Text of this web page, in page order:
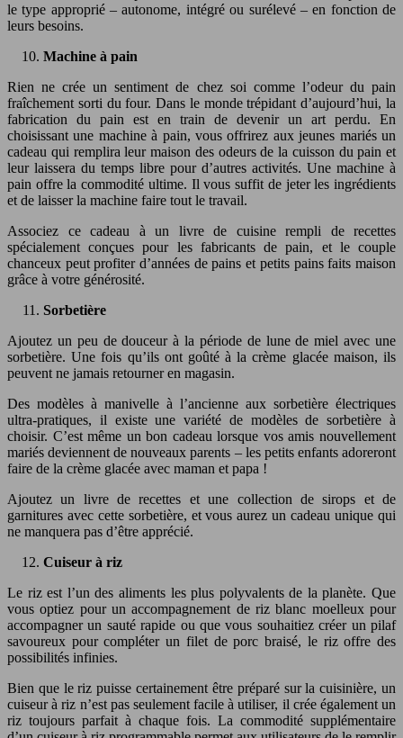
le type approprié – autonome, intégré ou surélevé – en fonction de
leurs besoins.
Machine à pain
Rien ne crée un sentiment de chez soi comme l’odeur du pain
fraîchement sorti du four. Dans le monde trépidant d’aujourd’hui, la
fabrication du pain est en train de devenir un art perdu. En
choisissant une machine à pain, vous offrirez aux jeunes mariés un
cadeau qui remplira leur maison des odeurs de la cuisson du pain et
leur laissera du temps libre pour d’autres activités. Une machine à
pain offre la commodité ultime. Il vous suffit de jeter les ingrédients
et de laisser la machine faire tout le travail.
Associez ce cadeau à un livre de cuisine rempli de recettes
spécialement conçues pour les fabricants de pain, et le couple
chanceux peut profiter d’années de pains et petits pains faits maison
grâce à votre générosité.
Sorbetière
Ajoutez un peu de douceur à la période de lune de miel avec une
sorbetière. Une fois qu’ils ont goûté à la crème glacée maison, ils
peuvent ne jamais retourner en magasin.
Des modèles à manivelle à l’ancienne aux sorbetière électriques
ultra-pratiques, il existe une variété de modèles de sorbetière à
choisir. C’est même un bon cadeau lorsque vos amis nouvellement
mariés deviennent de nouveaux parents – les petits enfants adoreront
faire de la crème glacée avec maman et papa !
Ajoutez un livre de recettes et une collection de sirops et de
garnitures avec cette sorbetière, et vous aurez un cadeau unique qui
ne manquera pas d’être apprécié.
Cuiseur à riz
Le riz est l’un des aliments les plus polyvalents de la planète. Que
vous optiez pour un accompagnement de riz blanc moelleux pour
accompagner un sauté rapide ou que vous souhaitiez créer un pilaf
savoureux pour compléter un filet de porc braisé, le riz offre des
possibilités infinies.
Bien que le riz puisse certainement être préparé sur la cuisinière, un
cuiseur à riz n’est pas seulement facile à utiliser, il crée également un
riz toujours parfait à chaque fois. La commodité supplémentaire